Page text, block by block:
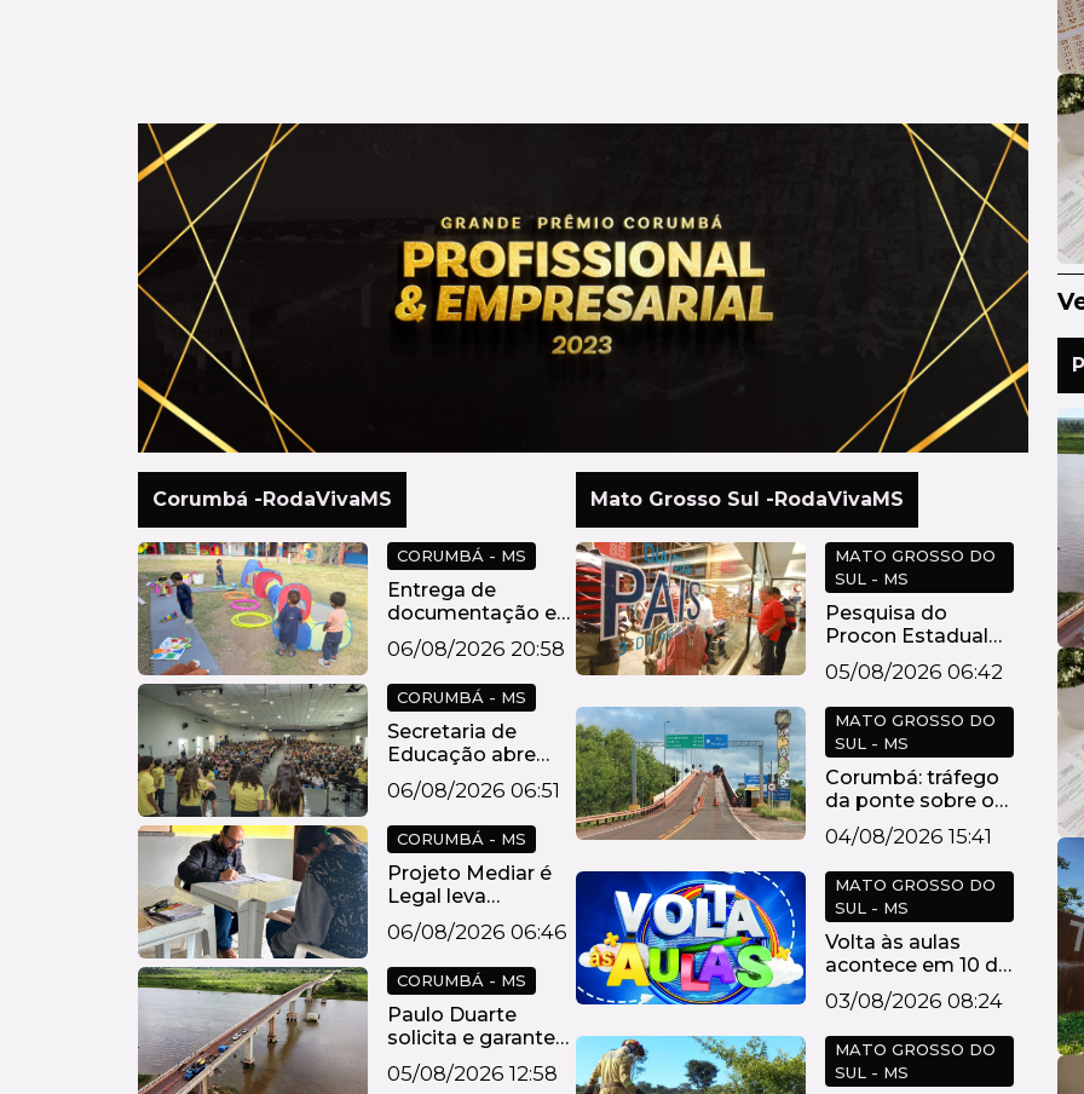
Corumbá -RodaVivaMS
CORUMBÁ - MS
Entrega de
documentação e
títulos para
Processo...
06/08/2026 20:58
CORUMBÁ - MS
Secretaria de
Educação abre
inscrições para
19ª...
06/08/2026 06:51
CORUMBÁ - MS
Projeto Mediar é
Legal leva
mediação gratuita
a...
06/08/2026 06:46
CORUMBÁ - MS
Paulo Duarte
solicita e garante
tráfego " l...
05/08/2026 12:58
Mato Grosso Sul -RodaVivaMS
MATO GROSSO DO
SUL - MS
Pesquisa do
Procon Estadual
aponta diferença
de...
05/08/2026 06:42
MATO GROSSO DO
SUL - MS
Corumbá: tráfego
da ponte sobre o
rio Paraguai,...
04/08/2026 15:41
MATO GROSSO DO
SUL - MS
Volta às aulas
acontece em 10 de
agosto nas esc...
03/08/2026 08:24
MATO GROSSO DO
SUL - MS